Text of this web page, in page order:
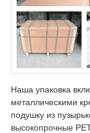
Наша упаковка
металлическими
подушку из
высокопрочные